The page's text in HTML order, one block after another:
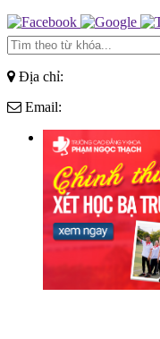
Địa chỉ:
Email: